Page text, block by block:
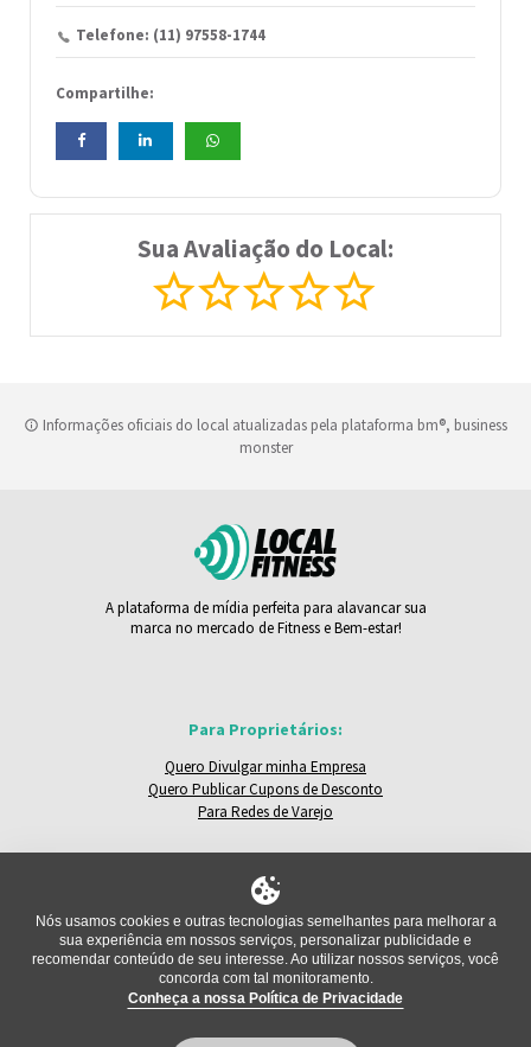
Telefone: (11) 97558-1744
Compartilhe:
Sua Avaliação do Local:
Informações oficiais do local atualizadas pela plataforma bm®, business
monster
A plataforma de mídia perfeita para alavancar sua
marca no mercado de Fitness e Bem-estar!
Para Proprietários:
Quero Divulgar minha Empresa
Quero Publicar Cupons de Desconto
Para Redes de Varejo
LocalFitness:
Locais e Empresas
Trocar de Região
Relatar um Problema
Nós usamos cookies e outras tecnologias semelhantes para melhorar a
sua experiência em nossos serviços, personalizar publicidade e
recomendar conteúdo de seu interesse. Ao utilizar nossos serviços, você
concorda com tal monitoramento.
Conheça a nossa Política de Privacidade